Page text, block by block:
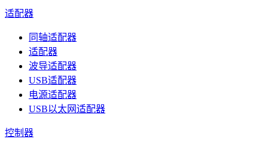
适配器
同轴适配器
适配器
波导适配器
USB适配器
电源适配器
USB以太网适配器
控制器